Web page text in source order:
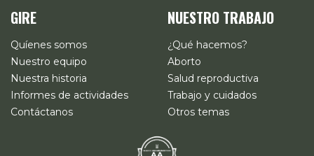
GIRE
Quíenes somos
Nuestro equipo
Nuestra historia
Informes de actividades
Contáctanos
NUESTRO TRABAJO
¿Qué hacemos?
Aborto
Salud reproductiva
Trabajo y cuidados
Otros temas